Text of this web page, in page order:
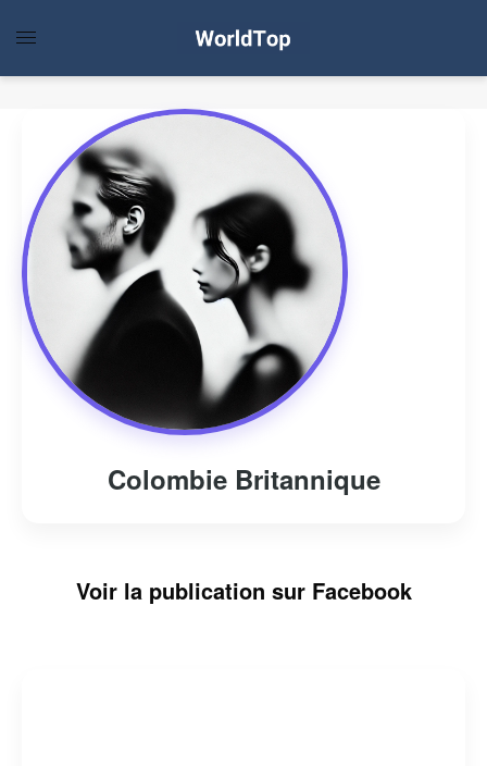
Colombie Britannique
Voir la publication sur Facebook